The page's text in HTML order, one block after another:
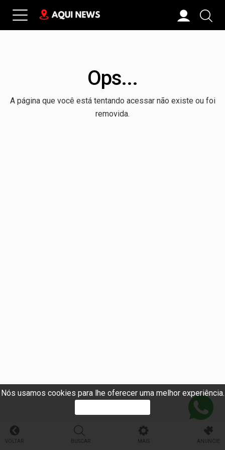
Nós usamos cookies para lhe oferecer uma melhor experiência.
Ops...
A página que você está tentando acessar não existe ou foi
removida.
VOLTAR BUSCAR MAIS ANUNCIE